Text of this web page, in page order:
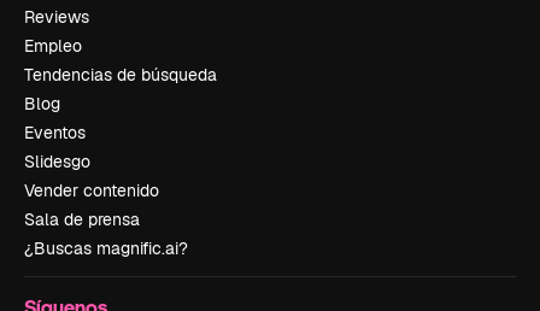
Reviews
Empleo
Tendencias de búsqueda
Blog
Eventos
Slidesgo
Vender contenido
Sala de prensa
¿Buscas magnific.ai?